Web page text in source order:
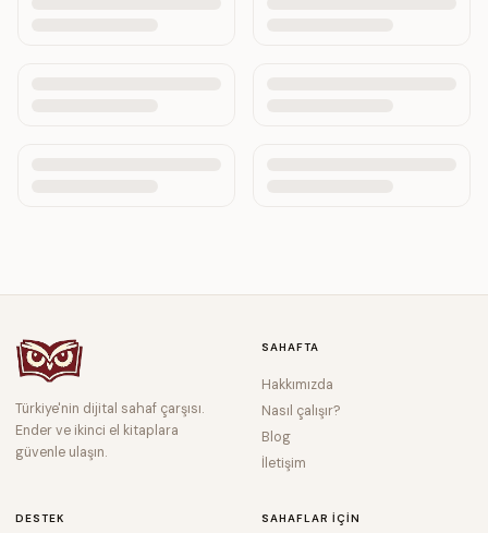
Türkiye'nin dijital sahaf çarşısı.
Ender ve ikinci el kitaplara
güvenle ulaşın.
SAHAFTA
Hakkımızda
Nasıl çalışır?
Blog
İletişim
DESTEK SAHAFLAR IÇIN